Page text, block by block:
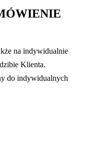
na indywidualnie
Klienta.
do indywidualnych